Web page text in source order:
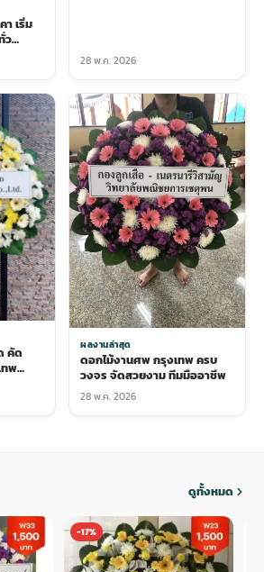
เริ่ม
ว
28 พ.ค. 2026
คัด
ทพ
ผลงานล่าสุด
ดอกไม้งานศพ กรุงเทพ ครบ
วงจร จัดสวยงาม ทีมมืออาชีพ
28 พ.ค. 2026
ดูทั้งหมด
-17%